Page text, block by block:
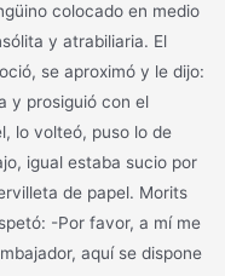
colocado en medio
y atrabiliaria. El
se aproximó y le dijo:
y prosiguió con el
lo volteó, puso lo de
igual estaba sucio por
de papel. Morits
-Por favor, a mí me
aquí se dispone